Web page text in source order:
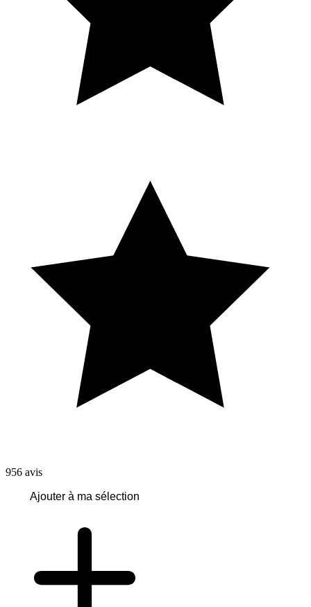
956 avis
Ajouter à ma sélection